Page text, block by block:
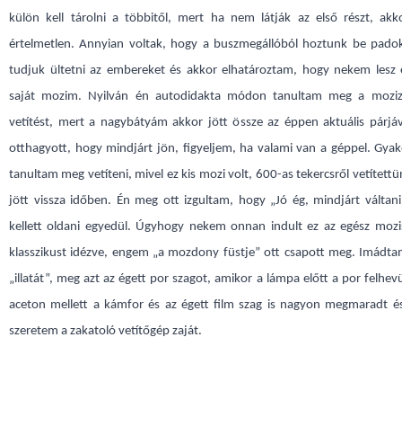
külön kell tárolni a többitől, mert ha nem látják az első részt,
értelmetlen. Annyian voltak, hogy a buszmegállóból hoztunk be
tudjuk ültetni az embereket és akkor elhatároztam, hogy nekem lesz
saját mozim. Nyilván én autodidakta módon tanultam meg a
vetítést, mert a nagybátyám akkor jött össze az éppen aktuális
otthagyott, hogy mindjárt jön, figyeljem, ha valami van a géppel.
tanultam meg vetíteni, mivel ez kis mozi volt, 600-as tekercsről
jött vissza időben. Én meg ott izgultam, hogy „Jó ég, mindjárt
kellett oldani egyedül. Úgyhogy nekem onnan indult ez az egész
klasszikust idézve, engem „a mozdony füstje” ott csapott meg.
„illatát”, meg azt az égett por szagot, amikor a lámpa előtt a por
aceton mellett a kámfor és az égett film szag is nagyon megmaradt
szeretem a zakatoló vetítőgép zaját.